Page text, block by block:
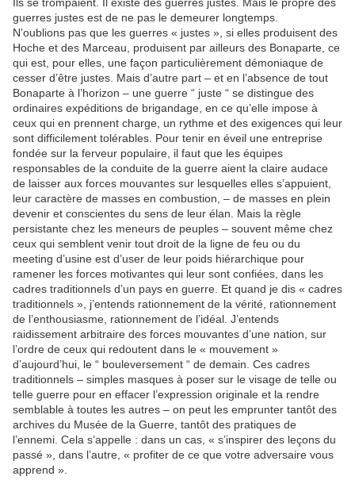
guerres justes est de ne pas le demeurer longtemps.
N’oublions pas que les guerres « justes », si elles produisent des
Hoche et des Marceau, produisent par ailleurs des Bonaparte, ce
qui est, pour elles, une façon particulièrement démoniaque de
cesser d’être justes. Mais d’autre part – et en l’absence de tout
Bonaparte à l’horizon – une guerre “ juste “ se distingue des
ordinaires expéditions de brigandage, en ce qu’elle impose à
ceux qui en prennent charge, un rythme et des exigences qui leur
sont difficilement tolérables. Pour tenir en éveil une entreprise
fondée sur la ferveur populaire, il faut que les équipes
responsables de la conduite de la guerre aient la claire audace
de laisser aux forces mouvantes sur lesquelles elles s’appuient,
leur caractère de masses en combustion, – de masses en plein
devenir et conscientes du sens de leur élan. Mais la règle
persistante chez les meneurs de peuples – souvent même chez
ceux qui semblent venir tout droit de la ligne de feu ou du
meeting d’usine est d’user de leur poids hiérarchique pour
ramener les forces motivantes qui leur sont confiées, dans les
cadres traditionnels d’un pays en guerre. Et quand je dis « cadres
traditionnels », j’entends rationnement de la vérité, rationnement
de l’enthousiasme, rationnement de l’idéal. J’entends
raidissement arbitraire des forces mouvantes d’une nation, sur
l’ordre de ceux qui redoutent dans le « mouvement »
d’aujourd’hui, le “ bouleversement “ de demain. Ces cadres
traditionnels – simples masques à poser sur le visage de telle ou
telle guerre pour en effacer l’expression originale et la rendre
semblable à toutes les autres – on peut les emprunter tantôt des
archives du Musée de la Guerre, tantôt des pratiques de
l’ennemi. Cela s’appelle : dans un cas, « s’inspirer des leçons du
passé », dans l’autre, « profiter de ce que votre adversaire vous
apprend ».